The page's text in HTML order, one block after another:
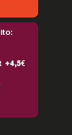
+4,5€